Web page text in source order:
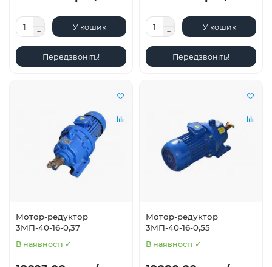
У кошик
Передзвоніть!
У кошик
Передзвоніть!
Мотор-редуктор
3МП-40-16-0,37
В наявності ✓
Мотор-редуктор
3МП-40-16-0,55
В наявності ✓